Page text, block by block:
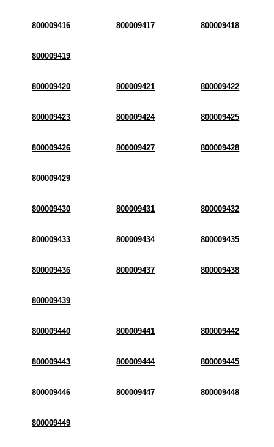
800009416 800009417 800009418
800009419
800009420 800009421 800009422
800009423 800009424 800009425
800009426 800009427 800009428
800009429
800009430 800009431 800009432
800009433 800009434 800009435
800009436 800009437 800009438
800009439
800009440 800009441 800009442
800009443 800009444 800009445
800009446 800009447 800009448
800009449